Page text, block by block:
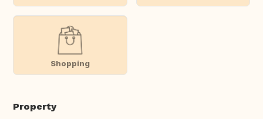
Shopping
Property